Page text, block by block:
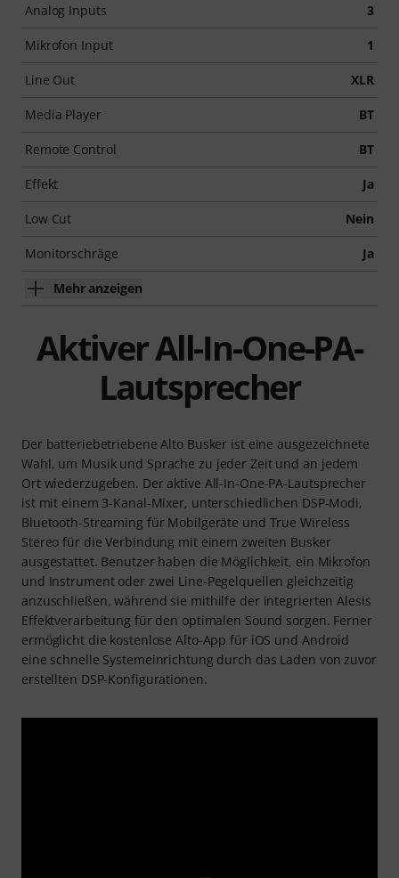
Analog Inputs 3
Mikrofon Input 1
Line Out XLR
Media Player BT
Remote Control BT
Effekt Ja
Low Cut Nein
Monitorschräge Ja
Mehr anzeigen
Aktiver All-In-One-PA-
Lautsprecher
Der batteriebetriebene Alto Busker ist eine ausgezeichnete
Wahl, um Musik und Sprache zu jeder Zeit und an jedem
Ort wiederzugeben. Der aktive All-In-One-PA-Lautsprecher
ist mit einem 3-Kanal-Mixer, unterschiedlichen DSP-Modi,
Bluetooth-Streaming für Mobilgeräte und True Wireless
Stereo für die Verbindung mit einem zweiten Busker
ausgestattet. Benutzer haben die Möglichkeit, ein Mikrofon
und Instrument oder zwei Line-Pegelquellen gleichzeitig
anzuschließen, während sie mithilfe der integrierten Alesis
Effektverarbeitung für den optimalen Sound sorgen. Ferner
ermöglicht die kostenlose Alto-App für iOS und Android
eine schnelle Systemeinrichtung durch das Laden von zuvor
erstellten DSP-Konfigurationen.